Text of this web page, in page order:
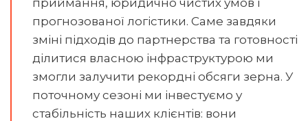
приймання, юридично чистих умов і
прогнозованої логістики. Саме завдяки
зміні підходів до партнерства та готовності
ділитися власною інфраструктурою ми
змогли залучити рекордні обсяги зерна. У
поточному сезоні ми інвестуємо у
стабільність наших клієнтів: вони